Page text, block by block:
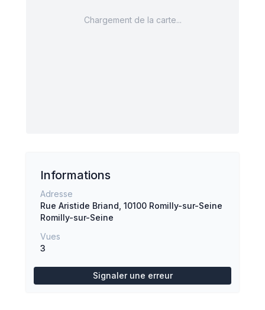
Chargement de la carte...
Informations
Adresse
Rue Aristide Briand, 10100 Romilly-sur-Seine
Romilly-sur-Seine
Vues
3
Signaler une erreur